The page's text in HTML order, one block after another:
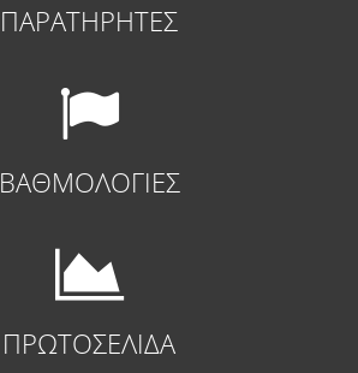
ΠΑΡΑΤΗΡΗΤΕΣ
ΒΑΘΜΟΛΟΓΙΕΣ
ΠΡΩΤΟΣΕΛΙΔΑ